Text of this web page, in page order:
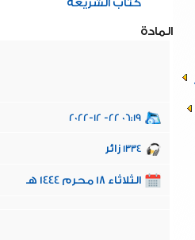
كتاب الشريعة
المادة
2022-12 -22 06:19
1334 زائر
الثلاثاء 18 محرم 1444 هـ